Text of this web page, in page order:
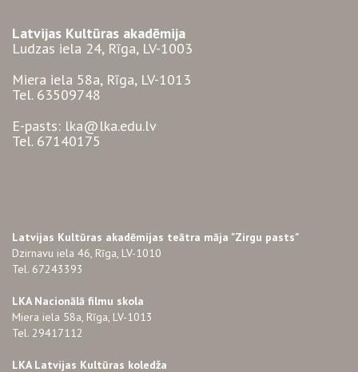
Latvijas Kultūras akadēmija
Ludzas iela 24, Rīga, LV-1003
Miera iela 58a, Rīga, LV-1013
Tel. 63509748
E-pasts: lka@lka.edu.lv
Tel. 67140175
Latvijas Kultūras akadēmijas teātra māja "Zirgu pasts"
Dzirnavu iela 46, Rīga, LV-1010
Tel. 67243393
LKA Nacionālā filmu skola
Miera iela 58a, Rīga, LV-1013
Tel. 29417112
LKA Latvijas Kultūras koledža